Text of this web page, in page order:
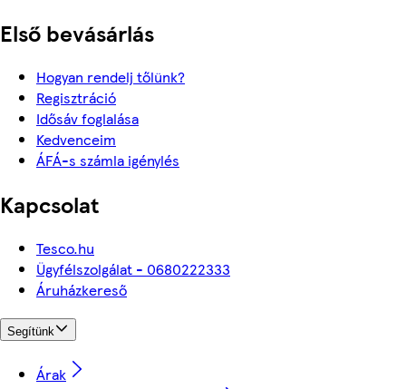
Első bevásárlás
Hogyan rendelj tőlünk?
Regisztráció
Idősáv foglalása
Kedvenceim
ÁFÁ-s számla igénylés
Kapcsolat
Tesco.hu
Ügyfélszolgálat - 0680222333
Áruházkereső
Segítünk
Árak